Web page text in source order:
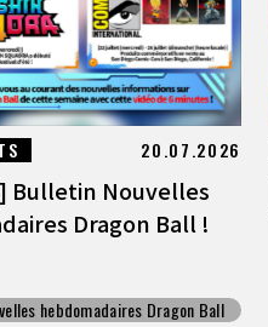
20.07.2026
Bulletin Nouvelles
Dragon Ball !
hebdomadaires Dragon Ball